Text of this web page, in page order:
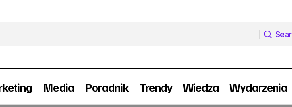
Media Poradnik Trendy Wiedza Wydarzenia